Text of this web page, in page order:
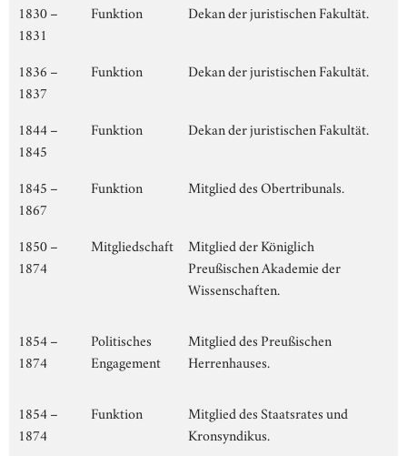
1830 –
1831
Funktion Dekan der juristischen Fakultät.
1836 –
1837
Funktion Dekan der juristischen Fakultät.
1844 –
1845
Funktion Dekan der juristischen Fakultät.
1845 –
1867
Funktion Mitglied des Obertribunals.
1850 –
1874
Mitgliedschaft
Mitglied der Königlich
Preußischen Akademie der
Wissenschaften.
1854 –
1874
Politisches
Engagement
Mitglied des Preußischen
Herrenhauses.
1854 –
1874
Funktion
Mitglied des Staatsrates und
Kronsyndikus.